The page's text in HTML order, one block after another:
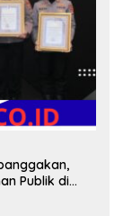
Publik di